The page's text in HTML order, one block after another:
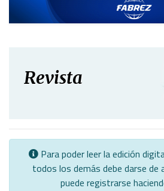
Revista
Para poder leer la edición
todos los demás debe darse de
puede registrarse